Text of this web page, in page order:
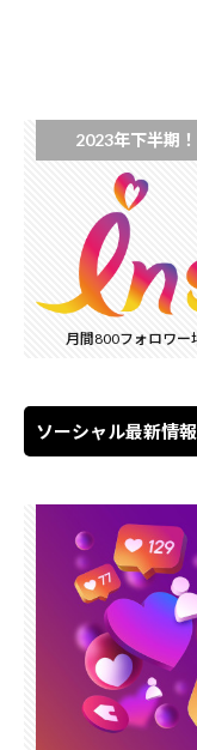
2023年下半期
月間800フォロワー
ソーシャル最新情報